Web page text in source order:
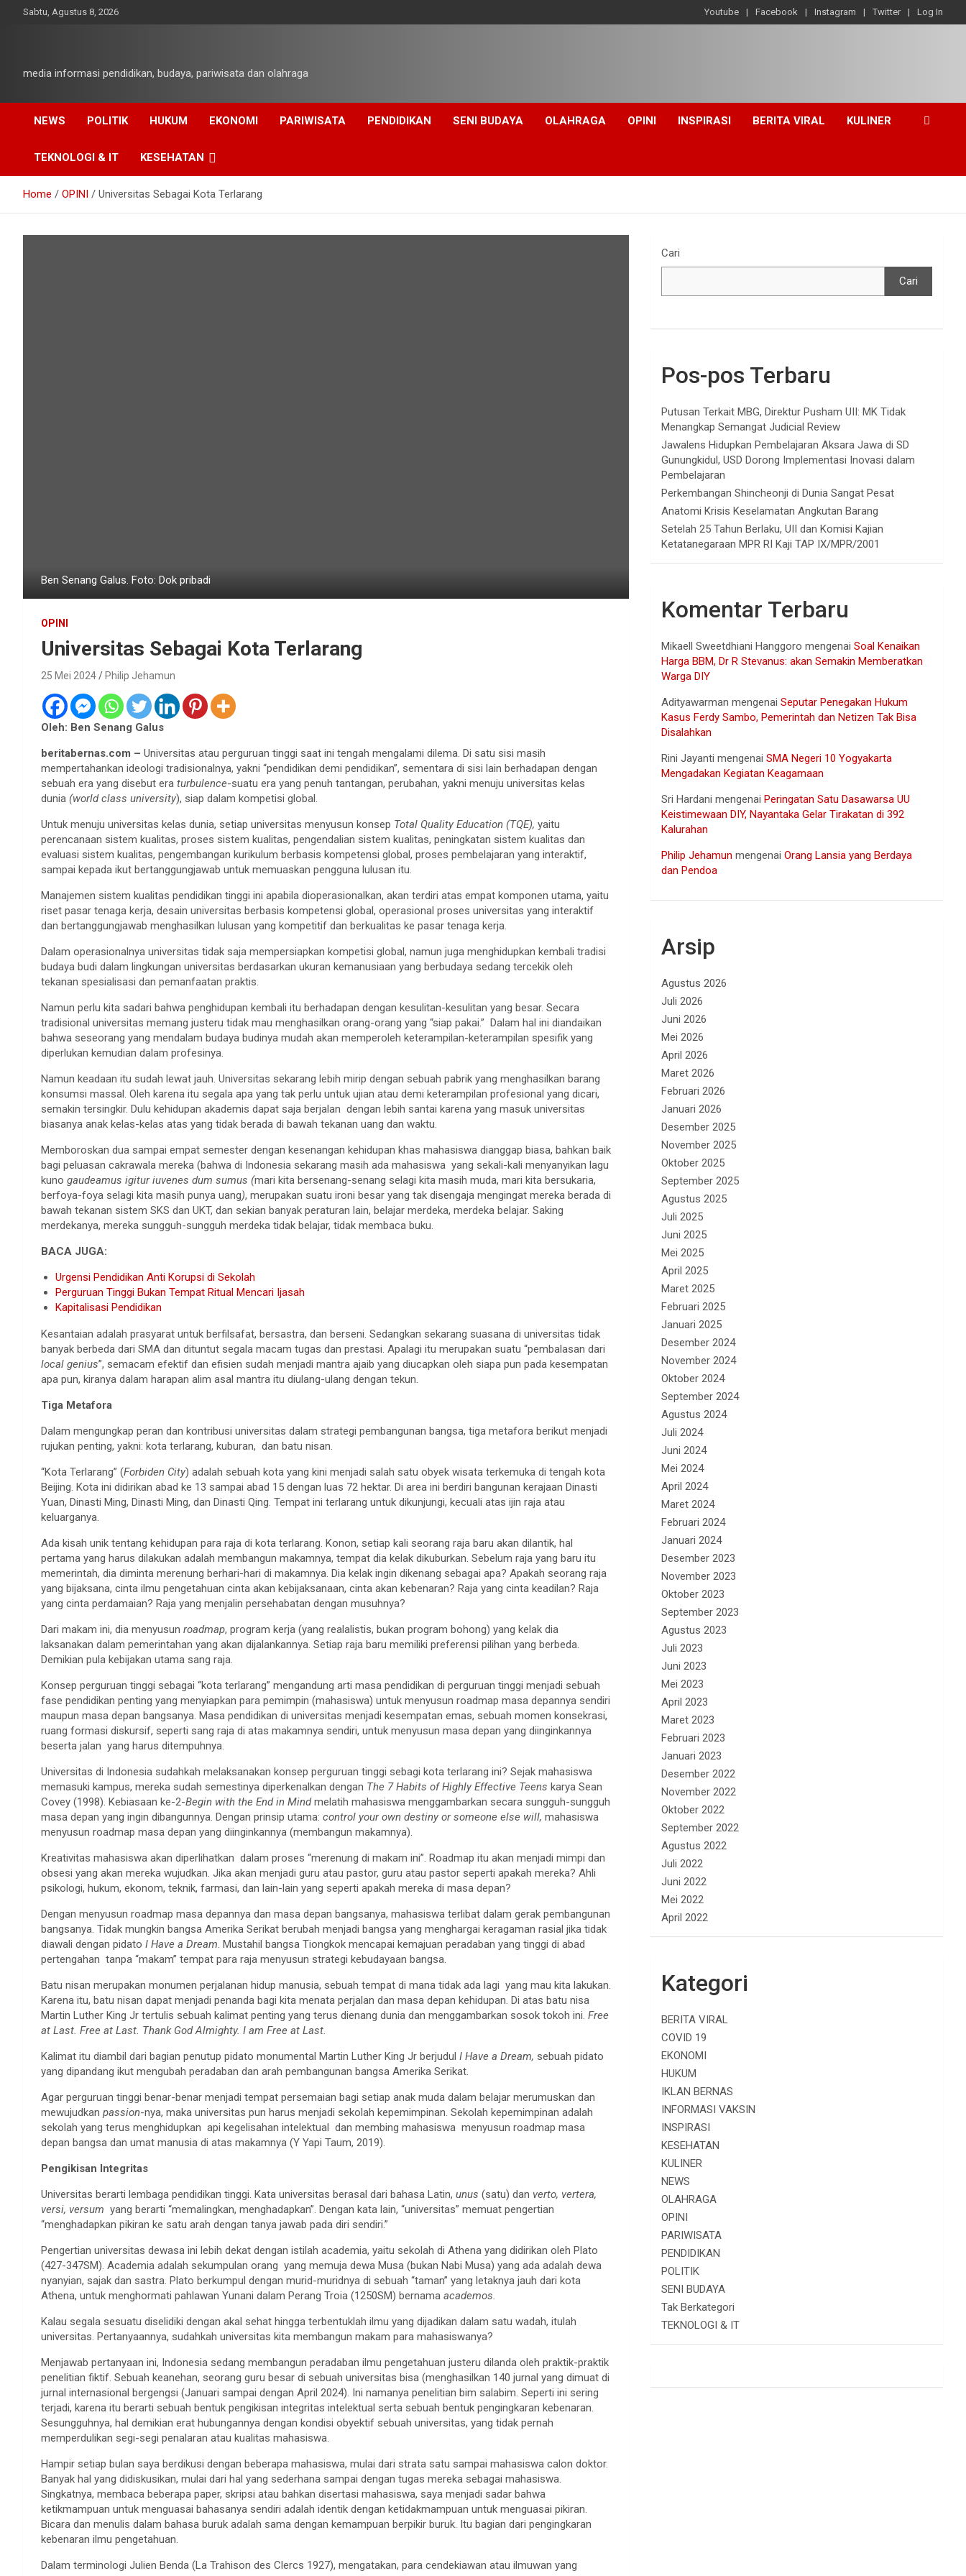
Sabtu, Agustus 8, 2026 Youtube Facebook Instagram Twitter Log In
media informasi pendidikan, budaya, pariwisata dan olahraga
NEWS POLITIK HUKUM EKONOMI PARIWISATA PENDIDIKAN SENI BUDAYA OLAHRAGA OPINI INSPIRASI BERITA VIRAL KULINER
TEKNOLOGI & IT KESEHATAN
Home OPINI Universitas Sebagai Kota Terlarang
Ben Senang Galus. Foto: Dok pribadi
OPINI
Universitas Sebagai Kota Terlarang
25 Mei 2024 Philip Jehamun
Oleh: Ben Senang Galus
beritabernas.com – Universitas atau perguruan tinggi saat ini tengah mengalami dilema. Di satu sisi masih
mempertahankan ideologi tradisionalnya, yakni “pendidikan demi pendidikan”, sementara di sisi lain berhadapan dengan
sebuah era yang disebut era turbulence-suatu era yang penuh tantangan, perubahan, yakni menuju universitas kelas
dunia (world class university), siap dalam kompetisi global.
Untuk menuju universitas kelas dunia, setiap universitas menyusun konsep Total Quality Education (TQE), yaitu
perencanaan sistem kualitas, proses sistem kualitas, pengendalian sistem kualitas, peningkatan sistem kualitas dan
evaluasi sistem kualitas, pengembangan kurikulum berbasis kompetensi global, proses pembelajaran yang interaktif,
sampai kepada ikut bertanggungjawab untuk memuaskan pengguna lulusan itu.
Manajemen sistem kualitas pendidikan tinggi ini apabila dioperasionalkan, akan terdiri atas empat komponen utama, yaitu
riset pasar tenaga kerja, desain universitas berbasis kompetensi global, operasional proses universitas yang interaktif
dan bertanggungjawab menghasilkan lulusan yang kompetitif dan berkualitas ke pasar tenaga kerja.
Dalam operasionalnya universitas tidak saja mempersiapkan kompetisi global, namun juga menghidupkan kembali tradisi
budaya budi dalam lingkungan universitas berdasarkan ukuran kemanusiaan yang berbudaya sedang tercekik oleh
tekanan spesialisasi dan pemanfaatan praktis.
Namun perlu kita sadari bahwa penghidupan kembali itu berhadapan dengan kesulitan-kesulitan yang besar. Secara
tradisional universitas memang justeru tidak mau menghasilkan orang-orang yang “siap pakai.” Dalam hal ini diandaikan
bahwa seseorang yang mendalam budaya budinya mudah akan memperoleh keterampilan-keterampilan spesifik yang
diperlukan kemudian dalam profesinya.
Namun keadaan itu sudah lewat jauh. Universitas sekarang lebih mirip dengan sebuah pabrik yang menghasilkan barang
konsumsi massal. Oleh karena itu segala apa yang tak perlu untuk ujian atau demi keterampilan profesional yang dicari,
semakin tersingkir. Dulu kehidupan akademis dapat saja berjalan dengan lebih santai karena yang masuk universitas
biasanya anak kelas-kelas atas yang tidak berada di bawah tekanan uang dan waktu.
Memboroskan dua sampai empat semester dengan kesenangan kehidupan khas mahasiswa dianggap biasa, bahkan baik
bagi peluasan cakrawala mereka (bahwa di Indonesia sekarang masih ada mahasiswa yang sekali-kali menyanyikan lagu
kuno gaudeamus igitur iuvenes dum sumus (mari kita bersenang-senang selagi kita masih muda, mari kita bersukaria,
berfoya-foya selagi kita masih punya uang), merupakan suatu ironi besar yang tak disengaja mengingat mereka berada di
bawah tekanan sistem SKS dan UKT, dan sekian banyak peraturan lain, belajar merdeka, merdeka belajar. Saking
merdekanya, mereka sungguh-sungguh merdeka tidak belajar, tidak membaca buku.
BACA JUGA:
Urgensi Pendidikan Anti Korupsi di Sekolah
Perguruan Tinggi Bukan Tempat Ritual Mencari Ijasah
Kapitalisasi Pendidikan
Kesantaian adalah prasyarat untuk berfilsafat, bersastra, dan berseni. Sedangkan sekarang suasana di universitas tidak
banyak berbeda dari SMA dan dituntut segala macam tugas dan prestasi. Apalagi itu merupakan suatu “pembalasan dari
local genius”, semacam efektif dan efisien sudah menjadi mantra ajaib yang diucapkan oleh siapa pun pada kesempatan
apa pun, kiranya dalam harapan alim asal mantra itu diulang-ulang dengan tekun.
Tiga Metafora
Dalam mengungkap peran dan kontribusi universitas dalam strategi pembangunan bangsa, tiga metafora berikut menjadi
rujukan penting, yakni: kota terlarang, kuburan, dan batu nisan.
“Kota Terlarang” (Forbiden City) adalah sebuah kota yang kini menjadi salah satu obyek wisata terkemuka di tengah kota
Beijing. Kota ini didirikan abad ke 13 sampai abad 15 dengan luas 72 hektar. Di area ini berdiri bangunan kerajaan Dinasti
Yuan, Dinasti Ming, Dinasti Ming, dan Dinasti Qing. Tempat ini terlarang untuk dikunjungi, kecuali atas ijin raja atau
keluarganya.
Ada kisah unik tentang kehidupan para raja di kota terlarang. Konon, setiap kali seorang raja baru akan dilantik, hal
pertama yang harus dilakukan adalah membangun makamnya, tempat dia kelak dikuburkan. Sebelum raja yang baru itu
memerintah, dia diminta merenung berhari-hari di makamnya. Dia kelak ingin dikenang sebagai apa? Apakah seorang raja
yang bijaksana, cinta ilmu pengetahuan cinta akan kebijaksanaan, cinta akan kebenaran? Raja yang cinta keadilan? Raja
yang cinta perdamaian? Raja yang menjalin persehabatan dengan musuhnya?
Dari makam ini, dia menyusun roadmap, program kerja (yang realalistis, bukan program bohong) yang kelak dia
laksanakan dalam pemerintahan yang akan dijalankannya. Setiap raja baru memiliki preferensi pilihan yang berbeda.
Demikian pula kebijakan utama sang raja.
Konsep perguruan tinggi sebagai “kota terlarang” mengandung arti masa pendidikan di perguruan tinggi menjadi sebuah
fase pendidikan penting yang menyiapkan para pemimpin (mahasiswa) untuk menyusun roadmap masa depannya sendiri
maupun masa depan bangsanya. Masa pendidikan di universitas menjadi kesempatan emas, sebuah momen konsekrasi,
ruang formasi diskursif, seperti sang raja di atas makamnya sendiri, untuk menyusun masa depan yang diinginkannya
beserta jalan yang harus ditempuhnya.
Universitas di Indonesia sudahkah melaksanakan konsep perguruan tinggi sebagi kota terlarang ini? Sejak mahasiswa
memasuki kampus, mereka sudah semestinya diperkenalkan dengan The 7 Habits of Highly Effective Teens karya Sean
Covey (1998). Kebiasaan ke-2-Begin with the End in Mindmelatih mahasiswa menggambarkan secara sungguh-sungguh
masa depan yang ingin dibangunnya. Dengan prinsip utama: control your own destiny or someone else will, mahasiswa
menyusun roadmap masa depan yang diinginkannya (membangun makamnya).
Kreativitas mahasiswa akan diperlihatkan dalam proses “merenung di makam ini”. Roadmap itu akan menjadi mimpi dan
obsesi yang akan mereka wujudkan. Jika akan menjadi guru atau pastor, guru atau pastor seperti apakah mereka? Ahli
psikologi, hukum, ekonom, teknik, farmasi, dan lain-lain yang seperti apakah mereka di masa depan?
Dengan menyusun roadmap masa depannya dan masa depan bangsanya, mahasiswa terlibat dalam gerak pembangunan
bangsanya. Tidak mungkin bangsa Amerika Serikat berubah menjadi bangsa yang menghargai keragaman rasial jika tidak
diawali dengan pidato I Have a Dream. Mustahil bangsa Tiongkok mencapai kemajuan peradaban yang tinggi di abad
pertengahan tanpa “makam” tempat para raja menyusun strategi kebudayaan bangsa.
Batu nisan merupakan monumen perjalanan hidup manusia, sebuah tempat di mana tidak ada lagi yang mau kita lakukan.
Karena itu, batu nisan dapat menjadi penanda bagi kita menata perjalan dan masa depan kehidupan. Di atas batu nisa
Martin Luther King Jr tertulis sebuah kalimat penting yang terus dienang dunia dan menggambarkan sosok tokoh ini. Free
at Last. Free at Last. Thank God Almighty. I am Free at Last.
Kalimat itu diambil dari bagian penutup pidato monumental Martin Luther King Jr berjudul I Have a Dream, sebuah pidato
yang dipandang ikut mengubah peradaban dan arah pembangunan bangsa Amerika Serikat.
Agar perguruan tinggi benar-benar menjadi tempat persemaian bagi setiap anak muda dalam belajar merumuskan dan
mewujudkan passion-nya, maka universitas pun harus menjadi sekolah kepemimpinan. Sekolah kepemimpinan adalah
sekolah yang terus menghidupkan api kegelisahan intelektual dan membing mahasiswa menyusun roadmap masa
depan bangsa dan umat manusia di atas makamnya (Y Yapi Taum, 2019).
Pengikisan Integritas
Universitas berarti lembaga pendidikan tinggi. Kata universitas berasal dari bahasa Latin, unus (satu) dan verto, vertera,
versi, versum yang berarti “memalingkan, menghadapkan”. Dengan kata lain, “universitas” memuat pengertian
“menghadapkan pikiran ke satu arah dengan tanya jawab pada diri sendiri.”
Pengertian universitas dewasa ini lebih dekat dengan istilah academia, yaitu sekolah di Athena yang didirikan oleh Plato
(427-347SM). Academia adalah sekumpulan orang yang memuja dewa Musa (bukan Nabi Musa) yang ada adalah dewa
nyanyian, sajak dan sastra. Plato berkumpul dengan murid-muridnya di sebuah “taman” yang letaknya jauh dari kota
Athena, untuk menghormati pahlawan Yunani dalam Perang Troia (1250SM) bernama academos.
Kalau segala sesuatu diselidiki dengan akal sehat hingga terbentuklah ilmu yang dijadikan dalam satu wadah, itulah
universitas. Pertanyaannya, sudahkah universitas kita membangun makam para mahasiswanya?
Menjawab pertanyaan ini, Indonesia sedang membangun peradaban ilmu pengetahuan justeru dilanda oleh praktik-praktik
penelitian fiktif. Sebuah keanehan, seorang guru besar di sebuah universitas bisa (menghasilkan 140 jurnal yang dimuat di
jurnal internasional bergengsi (Januari sampai dengan April 2024). Ini namanya penelitian bim salabim. Seperti ini sering
terjadi, karena itu berarti sebuah bentuk pengikisan integritas intelektual serta sebuah bentuk pengingkaran kebenaran.
Sesungguhnya, hal demikian erat hubungannya dengan kondisi obyektif sebuah universitas, yang tidak pernah
memperdulikan segi-segi penalaran atau kualitas mahasiswa.
Hampir setiap bulan saya berdikusi dengan beberapa mahasiswa, mulai dari strata satu sampai mahasiswa calon doktor.
Banyak hal yang didiskusikan, mulai dari hal yang sederhana sampai dengan tugas mereka sebagai mahasiswa.
Singkatnya, membaca beberapa paper, skripsi atau bahkan disertasi mahasiswa, saya menjadi sadar bahwa
ketikmampuan untuk menguasai bahasanya sendiri adalah identik dengan ketidakmampuan untuk menguasai pikiran.
Bicara dan menulis dalam bahasa buruk adalah sama dengan kemampuan berpikir buruk. Itu bagian dari pengingkaran
kebenaran ilmu pengetahuan.
Dalam terminologi Julien Benda (La Trahison des Clercs 1927), mengatakan, para cendekiawan atau ilmuwan yang
Cari
Cari
Pos-pos Terbaru
Putusan Terkait MBG, Direktur Pusham UII: MK Tidak
Menangkap Semangat Judicial Review
Jawalens Hidupkan Pembelajaran Aksara Jawa di SD
Gunungkidul, USD Dorong Implementasi Inovasi dalam
Pembelajaran
Perkembangan Shincheonji di Dunia Sangat Pesat
Anatomi Krisis Keselamatan Angkutan Barang
Setelah 25 Tahun Berlaku, UII dan Komisi Kajian
Ketatanegaraan MPR RI Kaji TAP IX/MPR/2001
Komentar Terbaru
Mikaell Sweetdhiani Hanggoro mengenaiSoal Kenaikan
Harga BBM, Dr R Stevanus: akan Semakin Memberatkan
Warga DIY
Adityawarman mengenaiSeputar Penegakan Hukum
Kasus Ferdy Sambo, Pemerintah dan Netizen Tak Bisa
Disalahkan
Rini Jayanti mengenaiSMA Negeri 10 Yogyakarta
Mengadakan Kegiatan Keagamaan
Sri Hardani mengenaiPeringatan Satu Dasawarsa UU
Keistimewaan DIY, Nayantaka Gelar Tirakatan di 392
Kalurahan
Philip Jehamun mengenaiOrang Lansia yang Berdaya
dan Pendoa
Arsip
Agustus 2026
Juli 2026
Juni 2026
Mei 2026
April 2026
Maret 2026
Februari 2026
Januari 2026
Desember 2025
November 2025
Oktober 2025
September 2025
Agustus 2025
Juli 2025
Juni 2025
Mei 2025
April 2025
Maret 2025
Februari 2025
Januari 2025
Desember 2024
November 2024
Oktober 2024
September 2024
Agustus 2024
Juli 2024
Juni 2024
Mei 2024
April 2024
Maret 2024
Februari 2024
Januari 2024
Desember 2023
November 2023
Oktober 2023
September 2023
Agustus 2023
Juli 2023
Juni 2023
Mei 2023
April 2023
Maret 2023
Februari 2023
Januari 2023
Desember 2022
November 2022
Oktober 2022
September 2022
Agustus 2022
Juli 2022
Juni 2022
Mei 2022
April 2022
Kategori
BERITA VIRAL
COVID 19
EKONOMI
HUKUM
IKLAN BERNAS
INFORMASI VAKSIN
INSPIRASI
KESEHATAN
KULINER
NEWS
OLAHRAGA
OPINI
PARIWISATA
PENDIDIKAN
POLITIK
SENI BUDAYA
Tak Berkategori
TEKNOLOGI & IT